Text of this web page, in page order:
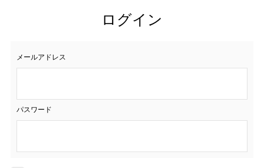
ログイン
メールアドレス
パスワード